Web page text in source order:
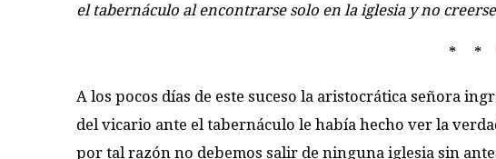
el tabernáculo al encontrarse solo en la iglesia y no
* *
A los pocos días de este suceso la aristocrática señora
del vicario ante el tabernáculo le había hecho ver la
por tal razón no debemos salir de ninguna iglesia sin